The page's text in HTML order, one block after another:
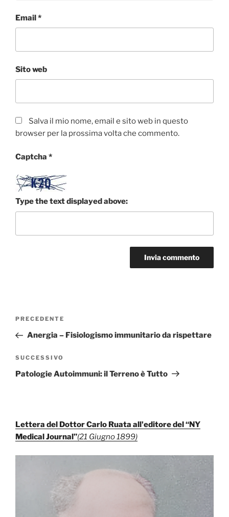
Email*
Sito web
Salva il mio nome, email e sito web in questo
browser per la prossima volta che commento.
Captcha *
Type the text displayed above:
Navigazione
Articolo
precedente:
PRECEDENTE
Anergia – Fisiologismo immunitario da rispettare
Articolo
successivo
SUCCESSIVO
Patologie Autoimmuni: il Terreno è Tutto
Lettera del Dottor Carlo Ruata all'editore del “NY
Medical Journal”(21 Giugno 1899)